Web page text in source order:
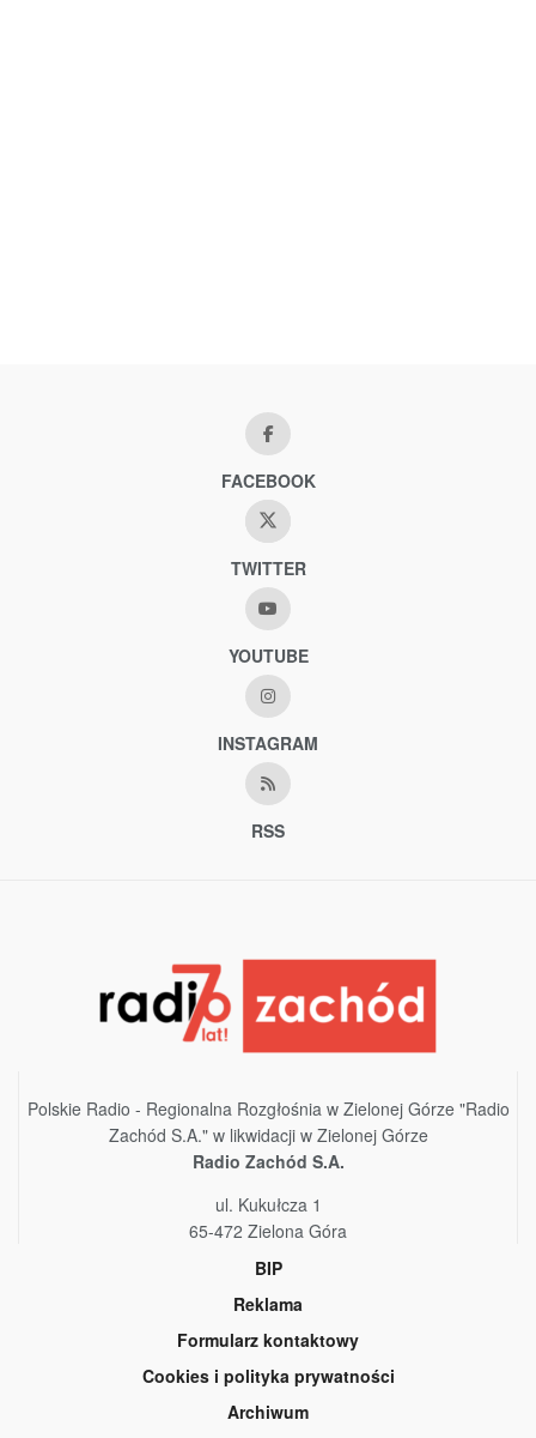
FACEBOOK
TWITTER
YOUTUBE
INSTAGRAM
RSS
Polskie Radio - Regionalna Rozgłośnia w Zielonej Górze "Radio
Zachód S.A." w likwidacji w Zielonej Górze
Radio Zachód S.A.
ul. Kukułcza 1
65-472 Zielona Góra
BIP
Reklama
Formularz kontaktowy
Cookies i polityka prywatności
Archiwum